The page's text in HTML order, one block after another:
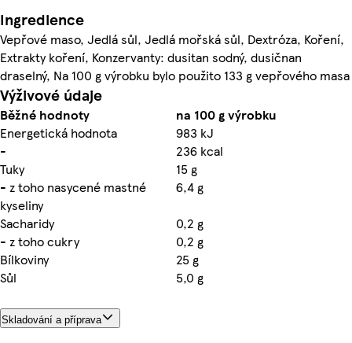
Ingredience
Vepřové maso, Jedlá sůl, Jedlá mořská sůl, Dextróza, Koření,
Extrakty koření, Konzervanty: dusitan sodný, dusičnan
draselný, Na 100 g výrobku bylo použito 133 g vepřového masa
Výživové údaje
Běžné hodnoty
na 100 g výrobku
Energetická hodnota
983 kJ
-
236 kcal
Tuky
15 g
- z toho nasycené mastné
kyseliny
6,4 g
Sacharidy
0,2 g
- z toho cukry
0,2 g
Bílkoviny
25 g
Sůl
5,0 g
Skladování a příprava